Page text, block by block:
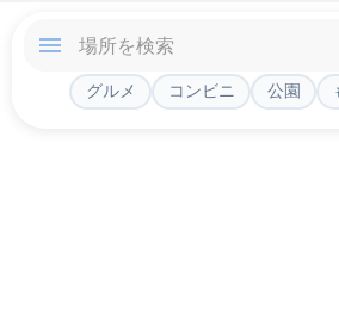
グルメ コンビニ 公園